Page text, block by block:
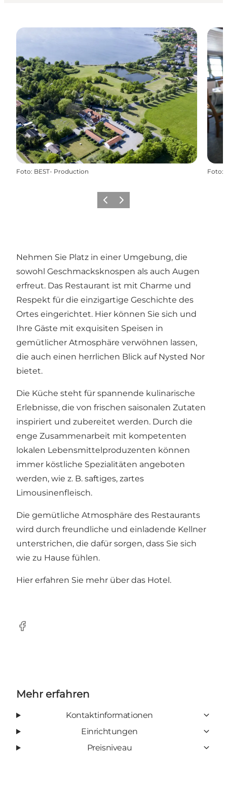
Foto: BEST- Production Foto:
ZurückWeiter
Nehmen Sie Platz in einer Umgebung, die
sowohl Geschmacksknospen als auch Augen
erfreut. Das Restaurant ist mit Charme und
Respekt für die einzigartige Geschichte des
Ortes eingerichtet. Hier können Sie sich und
Ihre Gäste mit exquisiten Speisen in
gemütlicher Atmosphäre verwöhnen lassen,
die auch einen herrlichen Blick auf Nysted Nor
bietet.
Die Küche steht für spannende kulinarische
Erlebnisse, die von frischen saisonalen Zutaten
inspiriert und zubereitet werden. Durch die
enge Zusammenarbeit mit kompetenten
lokalen Lebensmittelproduzenten können
immer köstliche Spezialitäten angeboten
werden, wie z. B. saftiges, zartes
Limousinenfleisch.
Die gemütliche Atmosphäre des Restaurants
wird durch freundliche und einladende Kellner
unterstrichen, die dafür sorgen, dass Sie sich
wie zu Hause fühlen.
Hier erfahren Sie mehr über das Hotel.
Facebook
Mehr erfahren
Kontaktinformationen
Einrichtungen
Preisniveau